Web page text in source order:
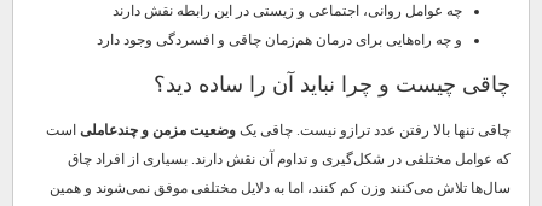
چه عوامل روانی، اجتماعی و زیستی در این رابطه نقش دارند
و چه راه‌هایی برای درمان هم‌زمان چاقی و افسردگی وجود دارد
چاقی چیست و چرا نباید آن را ساده دید؟
چاقی تنها بالا رفتن عدد ترازو نیست. چاقی یک وضعیت مزمن و چندعاملی است
که عوامل مختلفی در شکل‌گیری و تداوم آن نقش دارند. بسیاری از افراد چاق
سال‌ها تلاش می‌کنند وزن کم کنند، اما به دلایل مختلفی موفق نمی‌شوند و همین